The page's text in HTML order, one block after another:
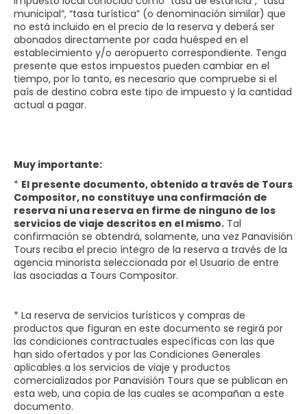
municipal”, “tasa turística” (o denominación similar) que
no está incluido en el precio de la reserva y deberá́ ser
abonados directamente por cada huésped en el
establecimiento y/o aeropuerto correspondiente. Tenga
presente que estos impuestos pueden cambiar en el
tiempo, por lo tanto, es necesario que compruebe si el
país de destino cobra este tipo de impuesto y la cantidad
actual a pagar.
Muy importante:
* El presente documento, obtenido a través de Tours
Compositor, no constituye una confirmación de
reserva ni una reserva en firme de ninguno de los
servicios de viaje descritos en el mismo. Tal
confirmación se obtendrá, solamente, una vez Panavisión
Tours reciba el precio íntegro de la reserva a través de la
agencia minorista seleccionada por el Usuario de entre
las asociadas a Tours Compositor.
* La reserva de servicios turísticos y compras de
productos que figuran en este documento se regirá por
las condiciones contractuales específicas con las que
han sido ofertados y por las Condiciones Generales
aplicables a los servicios de viaje y productos
comercializados por Panavisión Tours que se publican en
esta web, una copia de las cuales se acompañan a este
documento.